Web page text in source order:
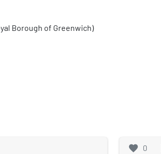
Borough of Greenwich)
favorite 0